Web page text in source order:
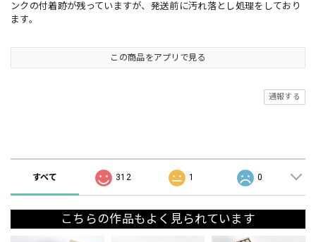
ンクの付着跡が残っていますが、発送前に汚れ落とし処理をしており
ます。
この商品をアプリで見る
通報する
すべて 312 1 0
こちらの作品もよく見られています